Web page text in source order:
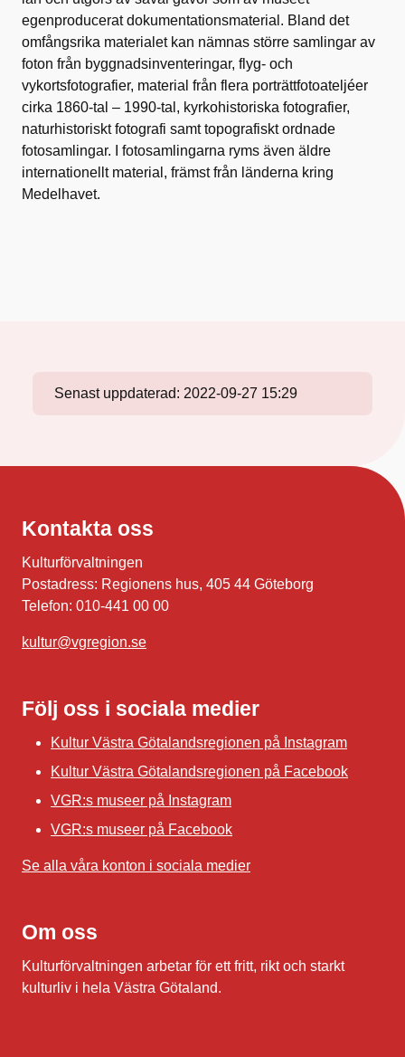
egenproducerat dokumentationsmaterial. Bland det
omfångsrika materialet kan nämnas större samlingar av
foton från byggnadsinventeringar, flyg- och
vykortsfotografier, material från flera porträttfotoateljéer
cirka 1860-tal – 1990-tal, kyrkohistoriska fotografier,
naturhistoriskt fotografi samt topografiskt ordnade
fotosamlingar. I fotosamlingarna ryms även äldre
internationellt material, främst från länderna kring
Medelhavet.
Senast uppdaterad: 2022-09-27 15:29
Kontakta oss
Kulturförvaltningen
Postadress: Regionens hus, 405 44 Göteborg
Telefon: 010-441 00 00
kultur@vgregion.se
Följ oss i sociala medier
Kultur Västra Götalandsregionen på Instagram
Kultur Västra Götalandsregionen på Facebook
VGR:s museer på Instagram
VGR:s museer på Facebook
Se alla våra konton i sociala medier
Om oss
Kulturförvaltningen arbetar för ett fritt, rikt och starkt
kulturliv i hela Västra Götaland.